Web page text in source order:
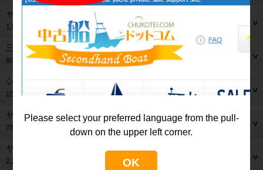
ヤマハ PC-26
1,500,000円
三菱 モーニングスター28MS-28
800,000円
シーレイ 310サンダンサー
150,000円
ヤマハ FR-21
765,000円
ヤンマー FX26ZⅡ-IS トップラン
2,250,000円
Please select your preferred language from the pull-
down on the upper left corner.
OK